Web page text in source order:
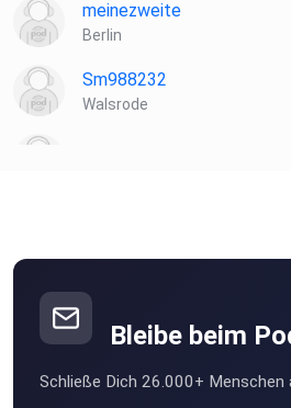
meinezweite
Berlin
Sm988232
Walsrode
orlandoria
Königs Wusterhausen
Bleibe beim
Schließe Dich 26.000+